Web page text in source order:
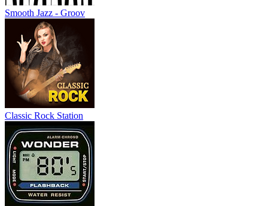
Smooth Jazz - Groov
Classic Rock Station